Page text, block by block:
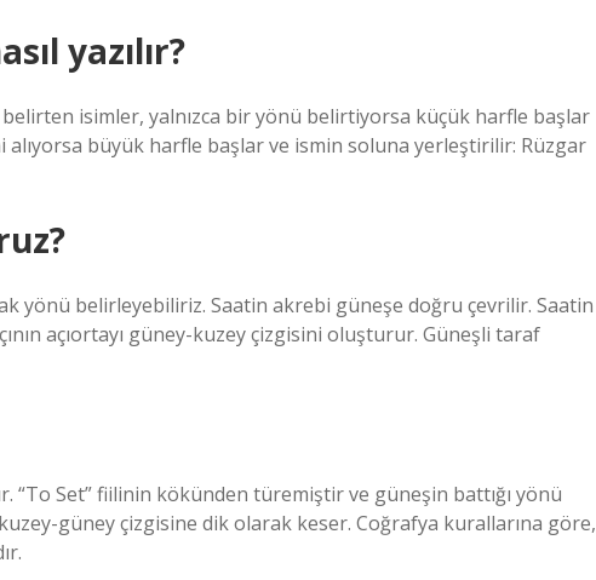
yazılır?
isimler, yalnızca bir yönü belirtiyorsa küçük harfle başlar
büyük harfle başlar ve ismin soluna yerleştirilir: Rüzgar
yönü belirleyebiliriz. Saatin akrebi güneşe doğru çevrilir. Saatin
açıortayı güney-kuzey çizgisini oluşturur. Güneşli taraf
“To Set” fiilinin kökünden türemiştir ve güneşin battığı yönü
güney çizgisine dik olarak keser. Coğrafya kurallarına göre,